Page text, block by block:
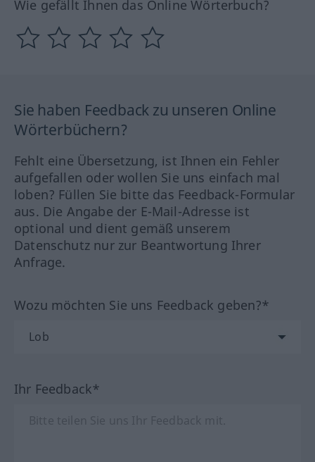
Wie gefällt Ihnen das Online Wörterbuch?
Sie haben Feedback zu unseren Online
Wörterbüchern?
Fehlt eine Übersetzung, ist Ihnen ein Fehler
aufgefallen oder wollen Sie uns einfach mal
loben? Füllen Sie bitte das Feedback-Formular
aus. Die Angabe der E-Mail-Adresse ist
optional und dient gemäß unserem
Datenschutz nur zur Beantwortung Ihrer
Anfrage.
Wozu möchten Sie uns Feedback geben?*
Ihr Feedback*